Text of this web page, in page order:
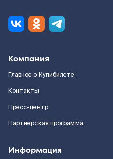
Компания
Главное о Купибилете
Контакты
Пресс-центр
Партнерская программа
Информация